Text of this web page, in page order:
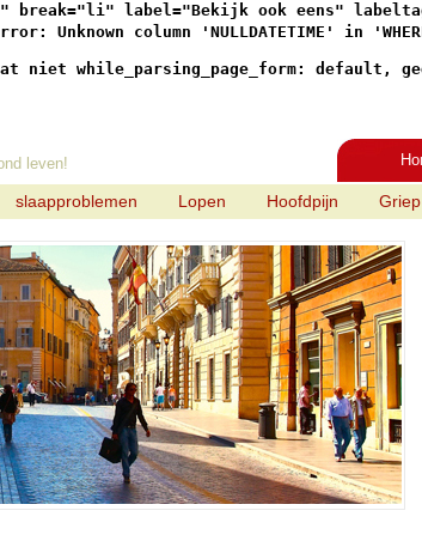
break="li" label="Bekijk ook eens"
Unknown column 'NULLDATETIME' in
niet while_parsing_page_form: default,
leven!
slaapproblemen Lopen Hoofdpijn Griep